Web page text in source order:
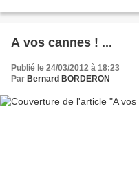
A vos cannes ! ...
Publié le 24/03/2012 à 18:23
Par Bernard BORDERON